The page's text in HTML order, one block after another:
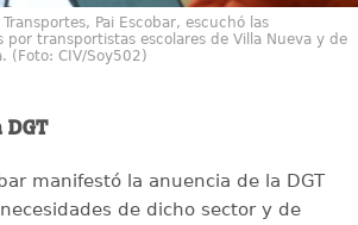
Pai Escobar, escuchó las
por transportistas escolares de Villa Nueva y de
(Foto: CIV/Soy502)
DGT
manifestó la anuencia de la DGT
de dicho sector y de